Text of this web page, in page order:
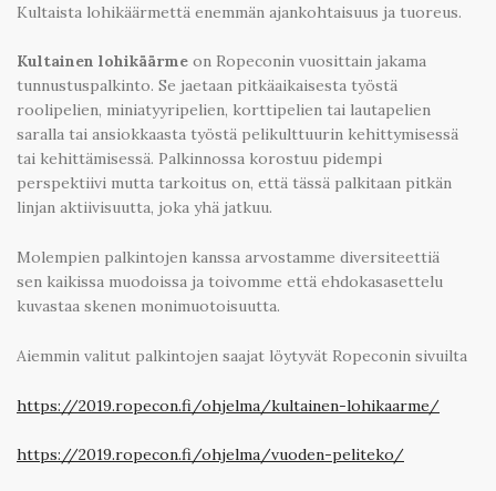
Kultaista lohikäärmettä enemmän ajankohtaisuus ja tuoreus.
Kultainen lohikäärme on Ropeconin vuosittain jakama
tunnustuspalkinto. Se jaetaan pitkäaikaisesta työstä
roolipelien, miniatyyripelien, korttipelien tai lautapelien
saralla tai ansiokkaasta työstä pelikulttuurin kehittymisessä
tai kehittämisessä. Palkinnossa korostuu pidempi
perspektiivi mutta tarkoitus on, että tässä palkitaan pitkän
linjan aktiivisuutta, joka yhä jatkuu.
Molempien palkintojen kanssa arvostamme diversiteettiä
sen kaikissa muodoissa ja toivomme että ehdokasasettelu
kuvastaa skenen monimuotoisuutta.
Aiemmin valitut palkintojen saajat löytyvät Ropeconin sivuilta
https://2019.ropecon.fi/ohjelma/kultainen-lohikaarme/
https://2019.ropecon.fi/ohjelma/vuoden-peliteko/